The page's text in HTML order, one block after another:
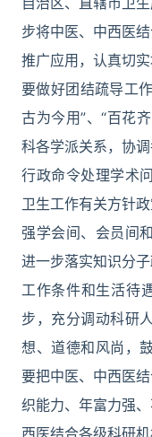
步将中医、中西医
推广应用，认真切实
要做好团结疏导工
古为今用”、“百花
科各学派关系，协
行政命令处理学术
卫生工作有关方针
强学会间、会员间
进一步落实知识分
工作条件和生活待
步，充分调动科研
想、道德和风尚，
要把中医、中西医
织能力、年富力强
西医结合各级科研机